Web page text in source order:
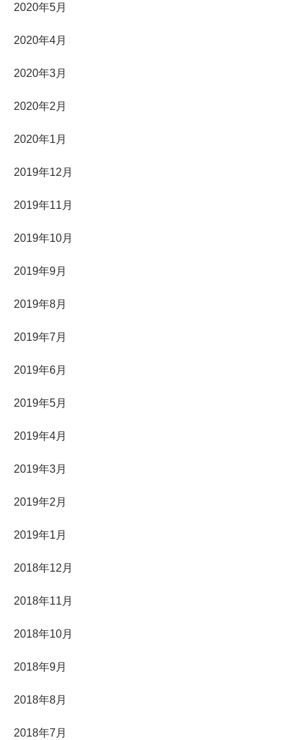
2020年5月
2020年4月
2020年3月
2020年2月
2020年1月
2019年12月
2019年11月
2019年10月
2019年9月
2019年8月
2019年7月
2019年6月
2019年5月
2019年4月
2019年3月
2019年2月
2019年1月
2018年12月
2018年11月
2018年10月
2018年9月
2018年8月
2018年7月